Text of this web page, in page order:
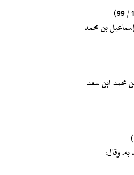
بن محمد
وقال: